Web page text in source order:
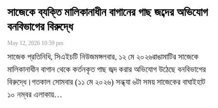
সাজেকে ব্যক্তি মালিকানাধীন বাগানের গাছ জব্দের অভিযোগ
বনবিভাগের বিরুদ্ধে
May 12, 2026 10:59 pm
সাজেক প্রতিনিধি, সিএইচটি নিউজমঙ্গলবার, ১২ মে ২০২৬রাঙামাটির সাজেকে
মালিকানাধীন বাগান থেকে কর্তনকৃত গাছ জব্দ করার অভিযোগ উঠেছে বনবিভাগের
বিরুদ্ধে।গতকাল সোমবার (১১ মে ২০২৬) সন্ধ্যা ৬টা সময় সাজেকের বাঘাইহাট
১০ নম্বর এলাকায়…